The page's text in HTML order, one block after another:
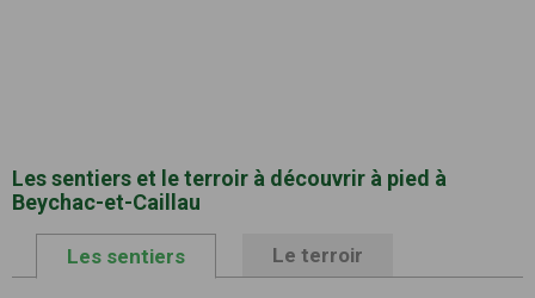
Les sentiers et le terroir à découvrir à pied à
Beychac-et-Caillau
Les sentiers Le terroir